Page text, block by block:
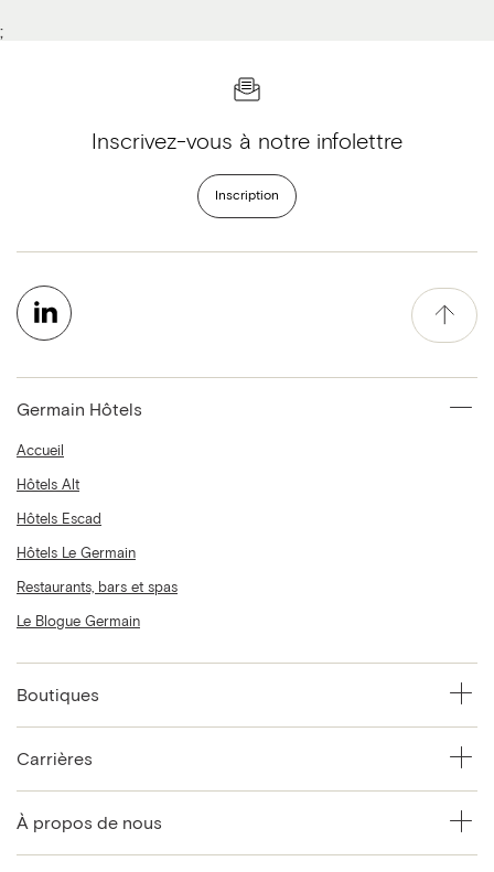
;
Inscrivez-vous à notre infolettre
Inscription
Germain Hôtels
Accueil
Hôtels Alt
Hôtels Escad
Hôtels Le Germain
Restaurants, bars et spas
Le Blogue Germain
Boutiques
Carrières
À propos de nous